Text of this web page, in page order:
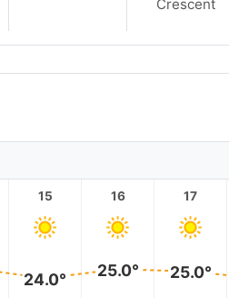
Crescent
15
24.0°
16
25.0°
17
25.0°